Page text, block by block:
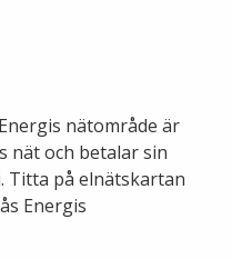
nätområde är
nät och betalar sin
Titta på elnätskartan
Energis